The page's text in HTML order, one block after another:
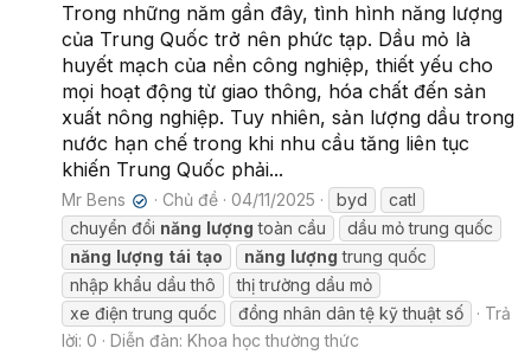
Trong những năm gần đây, tình hình năng lượng
của Trung Quốc trở nên phức tạp. Dầu mỏ là
huyết mạch của nền công nghiệp, thiết yếu cho
mọi hoạt động từ giao thông, hóa chất đến sản
xuất nông nghiệp. Tuy nhiên, sản lượng dầu trong
nước hạn chế trong khi nhu cầu tăng liên tục
khiến Trung Quốc phải...
Mr Bens ✔ Chủ đề 04/11/2025 byd
catl
chuyển đổi năng lượng toàn cầu
dầu mỏ trung quốc
năng lượng tái tạo năng lượng trung quốc
nhập khẩu dầu thô
thị trường dầu mỏ
xe điện trung quốc
đồng nhân dân tệ kỹ thuật số
Trả
lời: 0
Diễn đàn: Khoa học thường thức